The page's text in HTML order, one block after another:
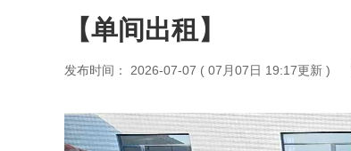
【单间出租】
发布时间： 2026-07-07 ( 07月07日 19:17更新 )